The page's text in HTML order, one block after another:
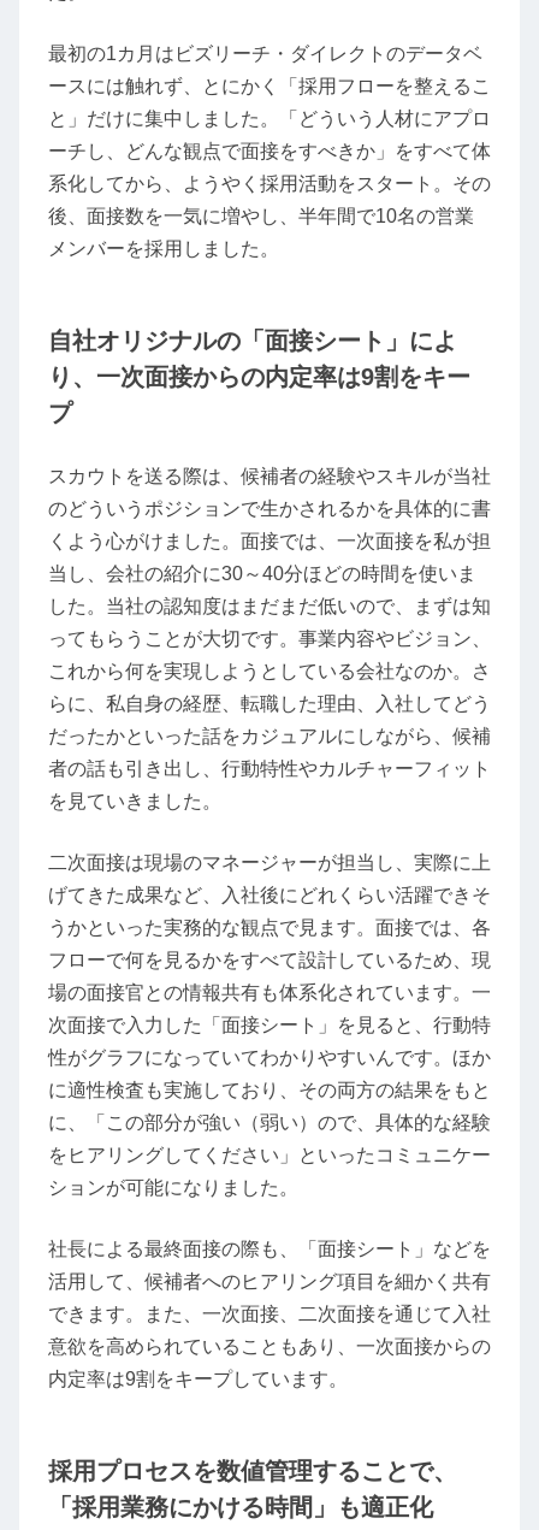
最初の1カ月はビズリーチ・ダイレクトのデータベ
ースには触れず、とにかく「採用フローを整えるこ
と」だけに集中しました。「どういう人材にアプロ
ーチし、どんな観点で面接をすべきか」をすべて体
系化してから、ようやく採用活動をスタート。その
後、面接数を一気に増やし、半年間で10名の営業
メンバーを採用しました。
自社オリジナルの「面接シート」によ
り、一次面接からの内定率は9割をキー
プ
スカウトを送る際は、候補者の経験やスキルが当社
のどういうポジションで生かされるかを具体的に書
くよう心がけました。面接では、一次面接を私が担
当し、会社の紹介に30～40分ほどの時間を使いま
した。当社の認知度はまだまだ低いので、まずは知
ってもらうことが大切です。事業内容やビジョン、
これから何を実現しようとしている会社なのか。さ
らに、私自身の経歴、転職した理由、入社してどう
だったかといった話をカジュアルにしながら、候補
者の話も引き出し、行動特性やカルチャーフィット
を見ていきました。
二次面接は現場のマネージャーが担当し、実際に上
げてきた成果など、入社後にどれくらい活躍できそ
うかといった実務的な観点で見ます。面接では、各
フローで何を見るかをすべて設計しているため、現
場の面接官との情報共有も体系化されています。一
次面接で入力した「面接シート」を見ると、行動特
性がグラフになっていてわかりやすいんです。ほか
に適性検査も実施しており、その両方の結果をもと
に、「この部分が強い（弱い）ので、具体的な経験
をヒアリングしてください」といったコミュニケー
ションが可能になりました。
社長による最終面接の際も、「面接シート」などを
活用して、候補者へのヒアリング項目を細かく共有
できます。また、一次面接、二次面接を通じて入社
意欲を高められていることもあり、一次面接からの
内定率は9割をキープしています。
採用プロセスを数値管理することで、
「採用業務にかける時間」も適正化